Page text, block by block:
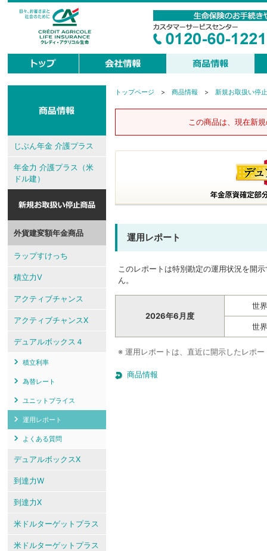
現
トップページ > 商品情報 > 新規お取扱い停
この商品は、現在新
運用レポート
このレポートは特別勘定の運用状況を開
ん。
2026年6月度
世
世
※ 運用レポートは、直近に開示したレポ
商品情報
じぶん年金 介護プラス
年金力 介護プラス（米
ドル建）
外貨建変額年金商品
ラップすけっち
積立力V
アクティブチャンス
アクティブチャンスX
デュアルボックス４
積立利率
為替レート
ユニットプライス
運用レポート
よくある質問
デュアルボックスX
到達力W
到達力X
米ドルターゲットプラス
米ドルターゲットプラス